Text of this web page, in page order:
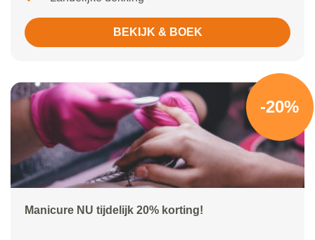
BEKIJK & BOEK
-20%
Manicure NU tijdelijk 20% korting!